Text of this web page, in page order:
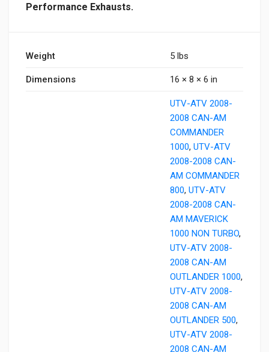
Performance Exhausts.
Weight 5 lbs
Dimensions 16 × 8 × 6 in
UTV-ATV 2008-
2008 CAN-AM
COMMANDER
1000, UTV-ATV
2008-2008 CAN-
AM COMMANDER
800, UTV-ATV
2008-2008 CAN-
AM MAVERICK
1000 NON TURBO,
UTV-ATV 2008-
2008 CAN-AM
OUTLANDER 1000,
UTV-ATV 2008-
2008 CAN-AM
OUTLANDER 500,
UTV-ATV 2008-
2008 CAN-AM